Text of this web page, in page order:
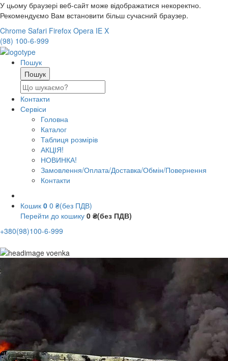
У цьому браузері веб-сайт може відображатися некоректно.
Рекомендуємо Вам встановити більш сучасний браузер.
Chrome Safari Firefox Opera IE X
(98) 100-6-999
Пошук
Контакти
Сервіси
Головна
Каталог
Таблиця розмірів
АКЦІЯ!
НОВИНКА!
Замовлення/Оплата/Доставка/Обмін/Повернення
Контакти
Кошик 0 0 ₴(без ПДВ)
Перейти до кошику 0 ₴(без ПДВ)
+380(98)100-6-999